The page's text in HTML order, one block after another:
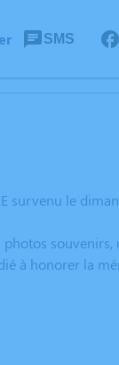
SMS
survenu le
à honorer la